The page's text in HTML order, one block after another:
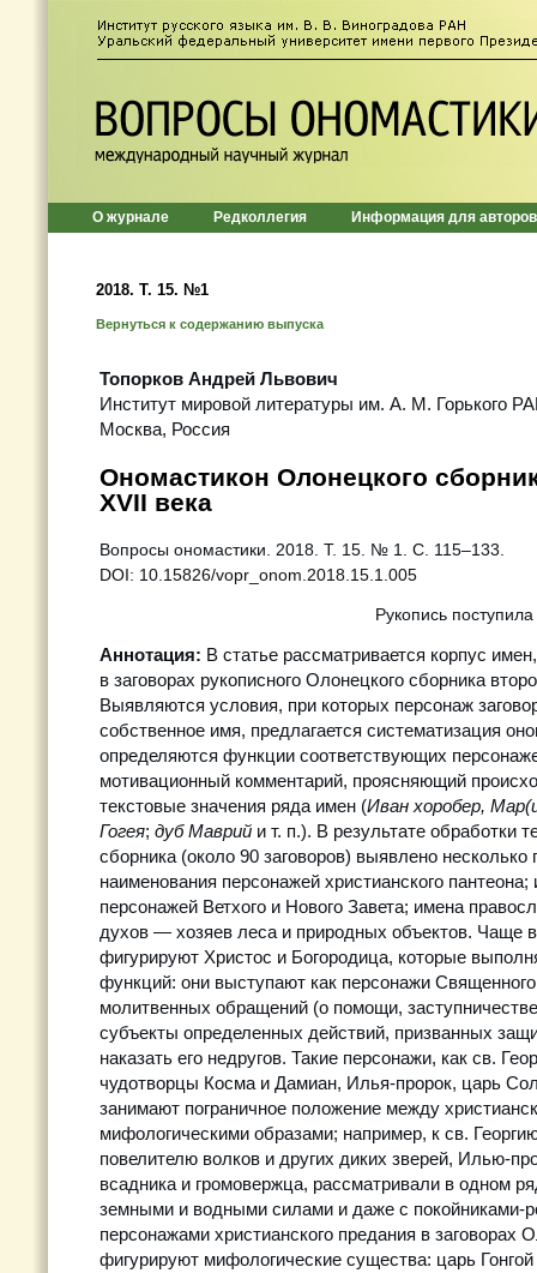
О журнале Редколлегия Информация для авторов
2018. Т. 15. №1
Вернуться к содержанию выпуска
Топорков Андрей Львович
Институт мировой литературы им. А. М. Горького
Москва, Россия
Ономастикон Олонецкого
XVII века
Вопросы ономастики. 2018. Т. 15. № 1. С. 115–133.
DOI: 10.15826/vopr_onom.2018.15.1.005
Рукопись
Аннотация: В статье рассматривается корпус
в заговорах рукописного Олонецкого сборника
Выявляются условия, при которых персонаж
собственное имя, предлагается систематизация
определяются функции соответствующих
мотивационный комментарий, проясняющий
текстовые значения ряда имен (Иван хоробер,
Гогея; дуб Маврий и т. п.). В результате обработки
сборника (около 90 заговоров) выявлено несколько
наименования персонажей христианского пантеона;
персонажей Ветхого и Нового Завета; имена
духов — хозяев леса и природных объектов. Чаще
фигурируют Христос и Богородица, которые
функций: они выступают как персонажи
молитвенных обращений (о помощи,
субъекты определенных действий, призванных
наказать его недругов. Такие персонажи, как св.
чудотворцы Коcма и Дамиан, Илья-пророк, царь
занимают пограничное положение между
мифологическими образами; например, к св.
повелителю волков и других диких зверей, Илью-
всадника и громовержца, рассматривали в одном
земными и водными силами и даже с покойниками-
персонажами христианского предания в заговорах
фигурируют мифологические существа: царь